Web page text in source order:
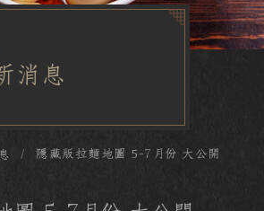
消息
隱藏版拉麵地圖 5-7月份 大公開